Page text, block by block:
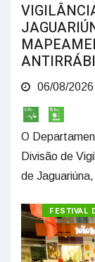
06/08/2026
O
Divisão de
de
FESTIVAL